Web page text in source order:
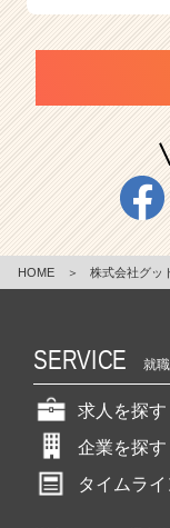
HOME ＞ 株式会社グッ
SERVICE 就
求人を探す
企業を探す
タイムライ